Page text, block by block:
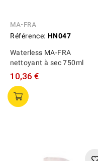
MA-FRA
Référence: HN047
Waterless MA-FRA
nettoyant à sec 750ml
10,36 €